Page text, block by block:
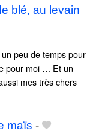
blé, au levain
peu de temps pour
pour moi … Et un
mes très chers
maïs -